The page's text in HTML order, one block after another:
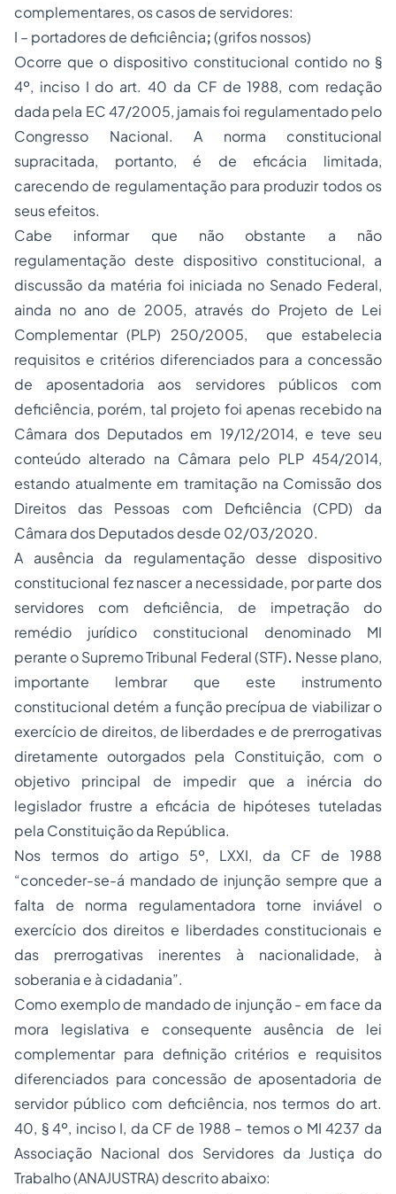
complementares, os casos de servidores:
I – portadores de deficiência;(grifos nossos)
Ocorre que o dispositivo constitucional contido no §
4º, inciso I do art. 40 da CF de 1988, com redação
dada pela EC 47/2005, jamais foi regulamentado pelo
Congresso Nacional. A norma constitucional
supracitada, portanto, é de eficácia limitada,
carecendo de regulamentação para produzir todos os
seus efeitos.
Cabe informar que não obstante a não
regulamentação deste dispositivo constitucional, a
discussão da matéria foi iniciada no Senado Federal,
ainda no ano de 2005, através do Projeto de Lei
Complementar (PLP) 250/2005, que estabelecia
requisitos e critérios diferenciados para a concessão
de aposentadoria aos servidores públicos com
deficiência, porém, tal projeto foi apenas recebido na
Câmara dos Deputados em 19/12/2014, e teve seu
conteúdo alterado na Câmara pelo PLP 454/2014,
estando atualmente em tramitação na Comissão dos
Direitos das Pessoas com Deficiência (CPD) da
Câmara dos Deputados desde 02/03/2020.
A ausência da regulamentação desse dispositivo
constitucional fez nascer a necessidade, por parte dos
servidores com deficiência, de impetração do
remédio jurídico constitucional denominado MI
perante o Supremo Tribunal Federal (STF). Nesse plano,
importante lembrar que este instrumento
constitucional detém a função precípua de viabilizar o
exercício de direitos, de liberdades e de prerrogativas
diretamente outorgados pela Constituição, com o
objetivo principal de impedir que a inércia do
legislador frustre a eficácia de hipóteses tuteladas
pela Constituição da República.
Nos termos do artigo 5º, LXXI, da CF de 1988
“conceder-se-á mandado de injunção sempre que a
falta de norma regulamentadora torne inviável o
exercício dos direitos e liberdades constitucionais e
das prerrogativas inerentes à nacionalidade, à
soberania e à cidadania”.
Como exemplo de mandado de injunção - em face da
mora legislativa e consequente ausência de lei
complementar para definição critérios e requisitos
diferenciados para concessão de aposentadoria de
servidor público com deficiência, nos termos do art.
40, § 4º, inciso I, da CF de 1988 – temos o MI 4237 da
Associação Nacional dos Servidores da Justiça do
Trabalho (ANAJUSTRA) descrito abaixo: